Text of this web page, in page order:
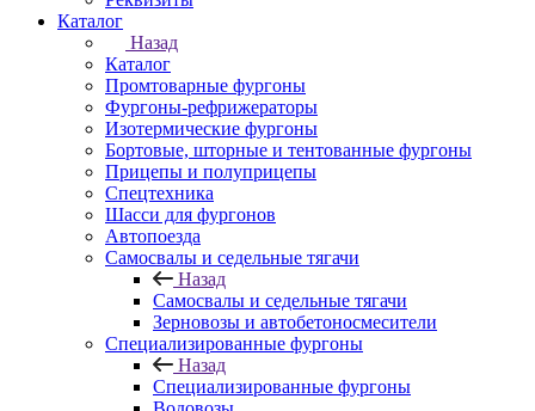
Каталог
Назад
Каталог
Промтоварные фургоны
Фургоны-рефрижераторы
Изотермические фургоны
Бортовые, шторные и тентованные фургоны
Прицепы и полуприцепы
Спецтехника
Шасси для фургонов
Автопоезда
Самосвалы и седельные тягачи
Назад
Самосвалы и седельные тягачи
Зерновозы и автобетоносмесители
Специализированные фургоны
Назад
Специализированные фургоны